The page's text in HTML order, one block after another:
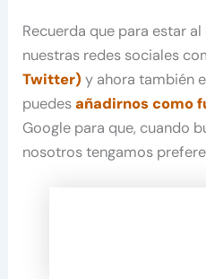
Recuerda que para estar
nuestras redes sociales
Twitter) y ahora también
puedesañadirnos como
Google para que, cuando
nosotros tengamos